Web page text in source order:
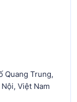
Quang Trung,
Việt Nam